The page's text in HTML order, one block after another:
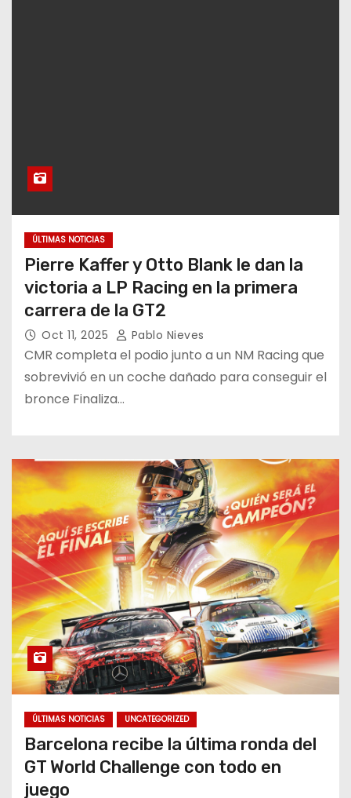
ÚLTIMAS NOTICIAS
Pierre Kaffer y Otto Blank le dan la
victoria a LP Racing en la primera
carrera de la GT2
Oct 11, 2025 Pablo Nieves
CMR completa el podio junto a un NM Racing que
sobrevivió en un coche dañado para conseguir el
bronce Finaliza…
ÚLTIMAS NOTICIAS UNCATEGORIZED
Barcelona recibe la última ronda del
GT World Challenge con todo en
juego